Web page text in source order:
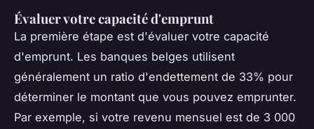
Évaluer votre capacité d'emprunt
La première étape est d'évaluer votre capacité
d'emprunt. Les banques belges utilisent
généralement un ratio d'endettement de 33% pour
déterminer le montant que vous pouvez emprunter.
Par exemple, si votre revenu mensuel est de 3 000